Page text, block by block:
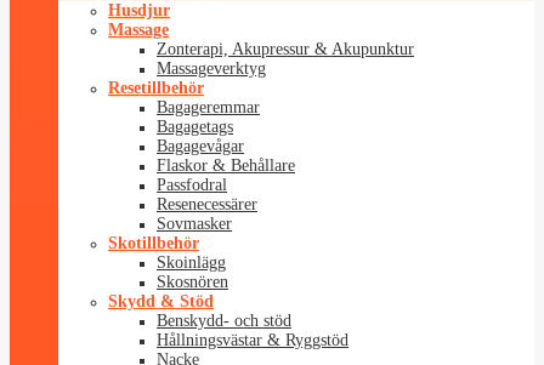
Husdjur
Massage
Zonterapi, Akupressur & Akupunktur
Massageverktyg
Resetillbehör
Bagageremmar
Bagagetags
Bagagevågar
Flaskor & Behållare
Passfodral
Resenecessärer
Sovmasker
Skotillbehör
Skoinlägg
Skosnören
Skydd & Stöd
Benskydd- och stöd
Hållningsvästar & Ryggstöd
Nacke